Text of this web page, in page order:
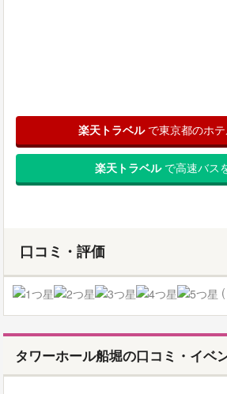
楽天トラベルで東京都のホ
楽天トラベルで高速バス
口コミ・評価
タワーホール船堀の口コミ・イベ